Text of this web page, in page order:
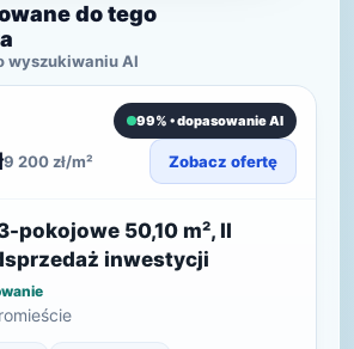
do tego
wyszukiwaniu AI
99% • dopasowanie AI
9 200 zł/m² Zobacz ofertę
pokojowe 50,10 m², II
inwestycji